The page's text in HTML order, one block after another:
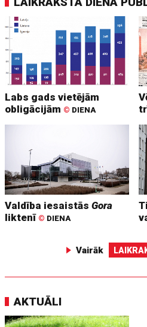
Labs gads vietējām
obligācijām © DIENA
Valdība iesaistāsGora
liktenī © DIENA
Vairāk
AKTUĀLI